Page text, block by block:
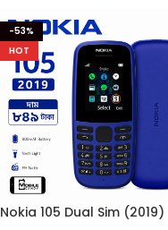
-53%
HOT
Nokia 105 Dual Sim (2019)